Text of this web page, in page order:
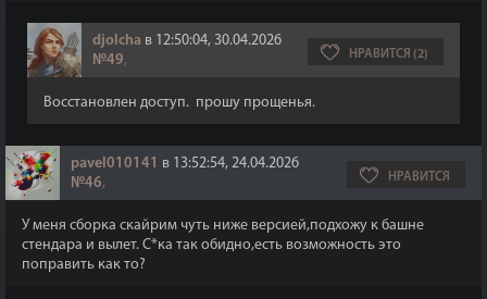
djolcha в 12:50:04, 30.04.2026
№49, НРАВИТСЯ (2)
Восстановлен доступ. прошу прощенья.
pavel010141 в 13:52:54, 24.04.2026
№46, НРАВИТСЯ
У меня сборка скайрим чуть ниже версией,подхожу к башне
стендара и вылет. С*ка так обидно,есть возможность это
поправить как то?